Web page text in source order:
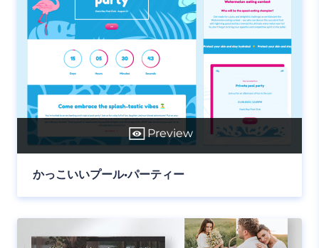
Preview
かっこいいプール•パーティー